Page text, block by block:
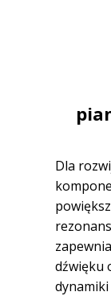
Dla
dźwięku
dynamiki